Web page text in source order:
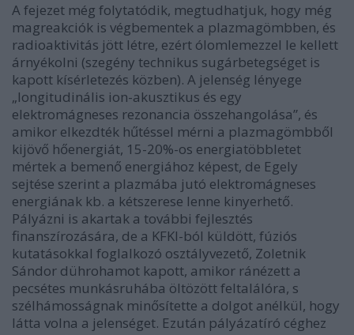
A fejezet még folytatódik, megtudhatjuk, hogy még
magreakciók is végbementek a plazmagömbben, és
radioaktivitás jött létre, ezért ólomlemezzel le kellett
árnyékolni (szegény technikus sugárbetegséget is
kapott kísérletezés közben). A jelenség lényege
„longitudinális ion-akusztikus és egy
elektromágneses rezonancia összehangolása”, és
amikor elkezdték hűtéssel mérni a plazmagömbből
kijövő hőenergiát, 15-20%-os energiatöbbletet
mértek a bemenő energiához képest, de Egely
sejtése szerint a plazmába jutó elektromágneses
energiának kb. a kétszerese lenne kinyerhető.
Pályázni is akartak a további fejlesztés
finanszírozására, de a KFKI-ból küldött, fúziós
kutatásokkal foglalkozó osztályvezető, Zoletnik
Sándor dührohamot kapott, amikor ránézett a
pecsétes munkásruhába öltözött feltalálóra, s
szélhámosságnak minősítette a dolgot anélkül, hogy
látta volna a jelenséget. Ezután pályázatíró céghez